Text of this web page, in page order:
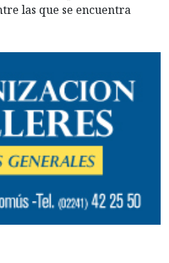
las que se encuentra